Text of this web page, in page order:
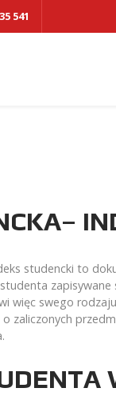
541
studencki to
zapisywane
więc swego
zaliczonych